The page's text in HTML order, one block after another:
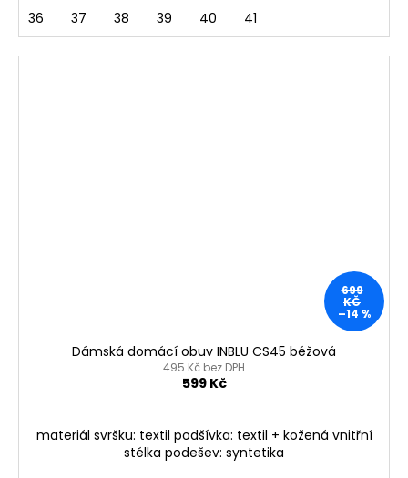
36 37 38 39 40 41
699
KČ
–14 %
Dámská domácí obuv INBLU CS45 béžová
495 Kč bez DPH
599 Kč
materiál svršku: textil podšívka: textil + kožená vnitřní
stélka podešev: syntetika